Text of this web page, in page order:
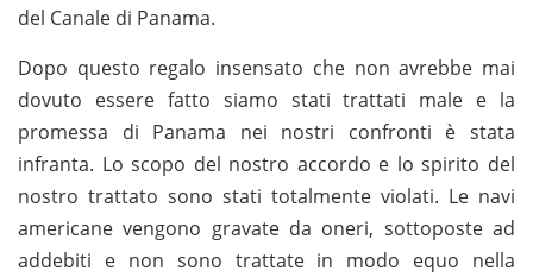
del Canale di Panama.
Dopo questo regalo insensato che non avrebbe mai
dovuto essere fatto siamo stati trattati male e la
promessa di Panama nei nostri confronti è stata
infranta. Lo scopo del nostro accordo e lo spirito del
nostro trattato sono stati totalmente violati. Le navi
americane vengono gravate da oneri, sottoposte ad
addebiti e non sono trattate in modo equo nella